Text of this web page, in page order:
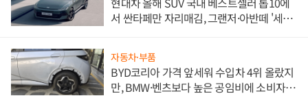
서 싼타페만 자리매김, 그랜저·아반떼 '세단
자동차·부품
BYD코리아 가격 앞세워 수입차 4위 올랐지
만, BMW·벤츠보다 높은 공임비에 소비자